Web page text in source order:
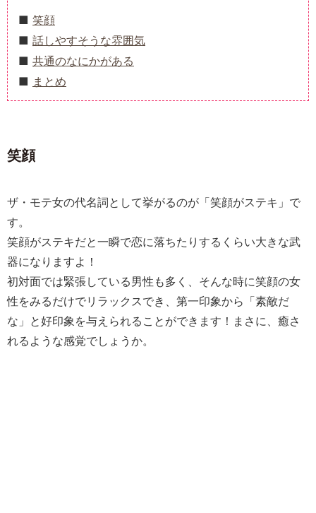
笑顔
話しやすそうな雰囲気
共通のなにかがある
まとめ
笑顔
ザ・モテ女の代名詞として挙がるのが「笑顔がステキ」で
す。
笑顔がステキだと一瞬で恋に落ちたりするくらい大きな武
器になりますよ！
初対面では緊張している男性も多く、そんな時に笑顔の女
性をみるだけでリラックスでき、第一印象から「素敵だ
な」と好印象を与えられることができます！まさに、癒さ
れるような感覚でしょうか。